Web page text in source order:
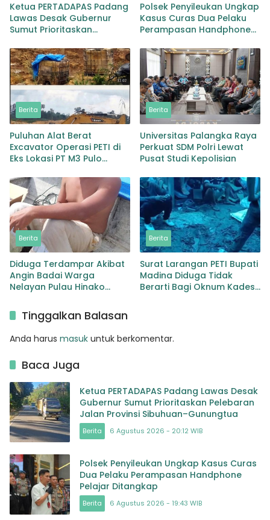
Ketua PERTADAPAS Padang
Lawas Desak Gubernur
Sumut Prioritaskan
Sibuhuan–Gunungtua
Polsek Penyileukan Ungkap
Kasus Curas Dua Pelaku
Perampasan Handphone
Berita
Puluhan Alat Berat
Excavator Operasi PETI di
Eks Lokasi PT M3 Pulo
Oknum TNI
Berita
Universitas Palangka Raya
Perkuat SDM Polri Lewat
Pusat Studi Kepolisian
Berita
Diduga Terdampar Akibat
Angin Badai Warga
Nelayan Pulau Hinako
Berita
Surat Larangan PETI Bupati
Madina Diduga Tidak
Berarti Bagi Oknum Kades
Tinggalkan Balasan
Anda harus masuk untuk berkomentar.
Baca Juga
Ketua PERTADAPAS Padang Lawas Desak
Gubernur Sumut Prioritaskan Pelebaran
Jalan Provinsi Sibuhuan–Gunungtua
Berita 6 Agustus 2026 - 20:12 WIB
Polsek Penyileukan Ungkap Kasus Curas
Dua Pelaku Perampasan Handphone
Pelajar Ditangkap
Berita 6 Agustus 2026 - 19:43 WIB